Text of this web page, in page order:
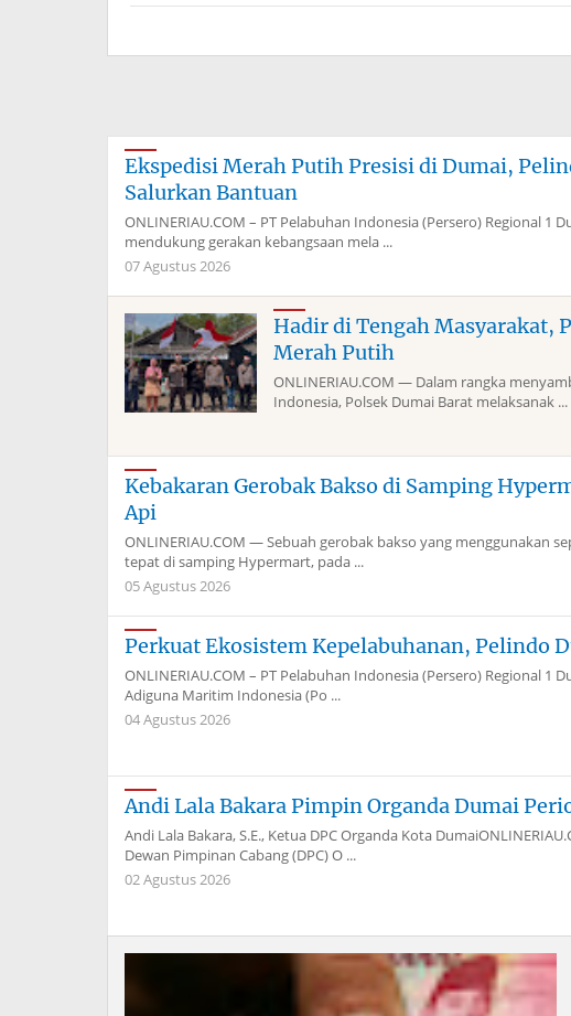
Ekspedisi Merah Putih Presisi di Dumai,
Salurkan Bantuan
ONLINERIAU.COM – PT Pelabuhan Indonesia (Persero) Regional
mendukung gerakan kebangsaan mela ...
07 Agustus 2026
Hadir di Tengah Masyarakat,
Merah Putih
ONLINERIAU.COM — Dalam rangka
Indonesia, Polsek Dumai Barat melaksanak ...
Kebakaran Gerobak Bakso di Samping
Api
ONLINERIAU.COM — Sebuah gerobak bakso yang menggunakan
tepat di samping Hypermart, pada ...
05 Agustus 2026
Perkuat Ekosistem Kepelabuhanan, Pelindo
ONLINERIAU.COM – PT Pelabuhan Indonesia (Persero) Regional 1
Adiguna Maritim Indonesia (Po ...
04 Agustus 2026
Andi Lala Bakara Pimpin Organda Dumai
Andi Lala Bakara, S.E., Ketua DPC Organda Kota
Dewan Pimpinan Cabang (DPC) O ...
02 Agustus 2026